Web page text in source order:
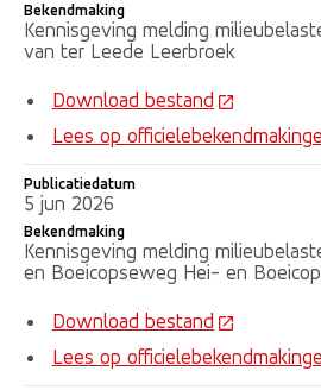
Bekendmaking
Kennisgeving melding
van ter Leede Leerbroek
Download bestand
Lees op
Publicatiedatum
5 jun 2026
Bekendmaking
Kennisgeving melding
en Boeicopseweg Hei- en Boeicop
Download bestand
Lees op